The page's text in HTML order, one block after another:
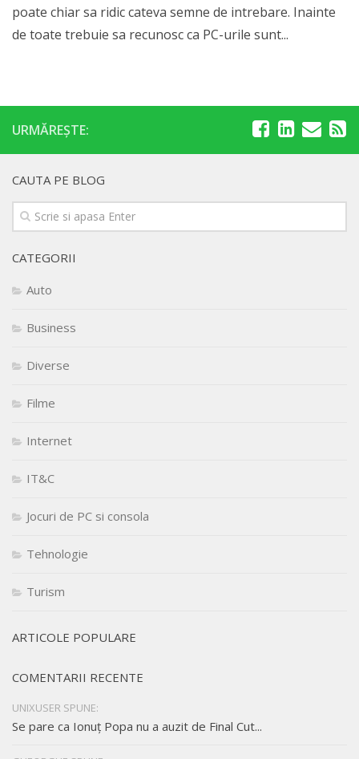
poate chiar sa ridic cateva semne de intrebare. Inainte
de toate trebuie sa recunosc ca PC-urile sunt...
URMĂREȘTE:
CAUTA PE BLOG
CATEGORII
Auto
Business
Diverse
Filme
Internet
IT&C
Jocuri de PC si consola
Tehnologie
Turism
ARTICOLE POPULARE
COMENTARII RECENTE
UNIXUSER SPUNE:
Se pare ca Ionuț Popa nu a auzit de Final Cut...